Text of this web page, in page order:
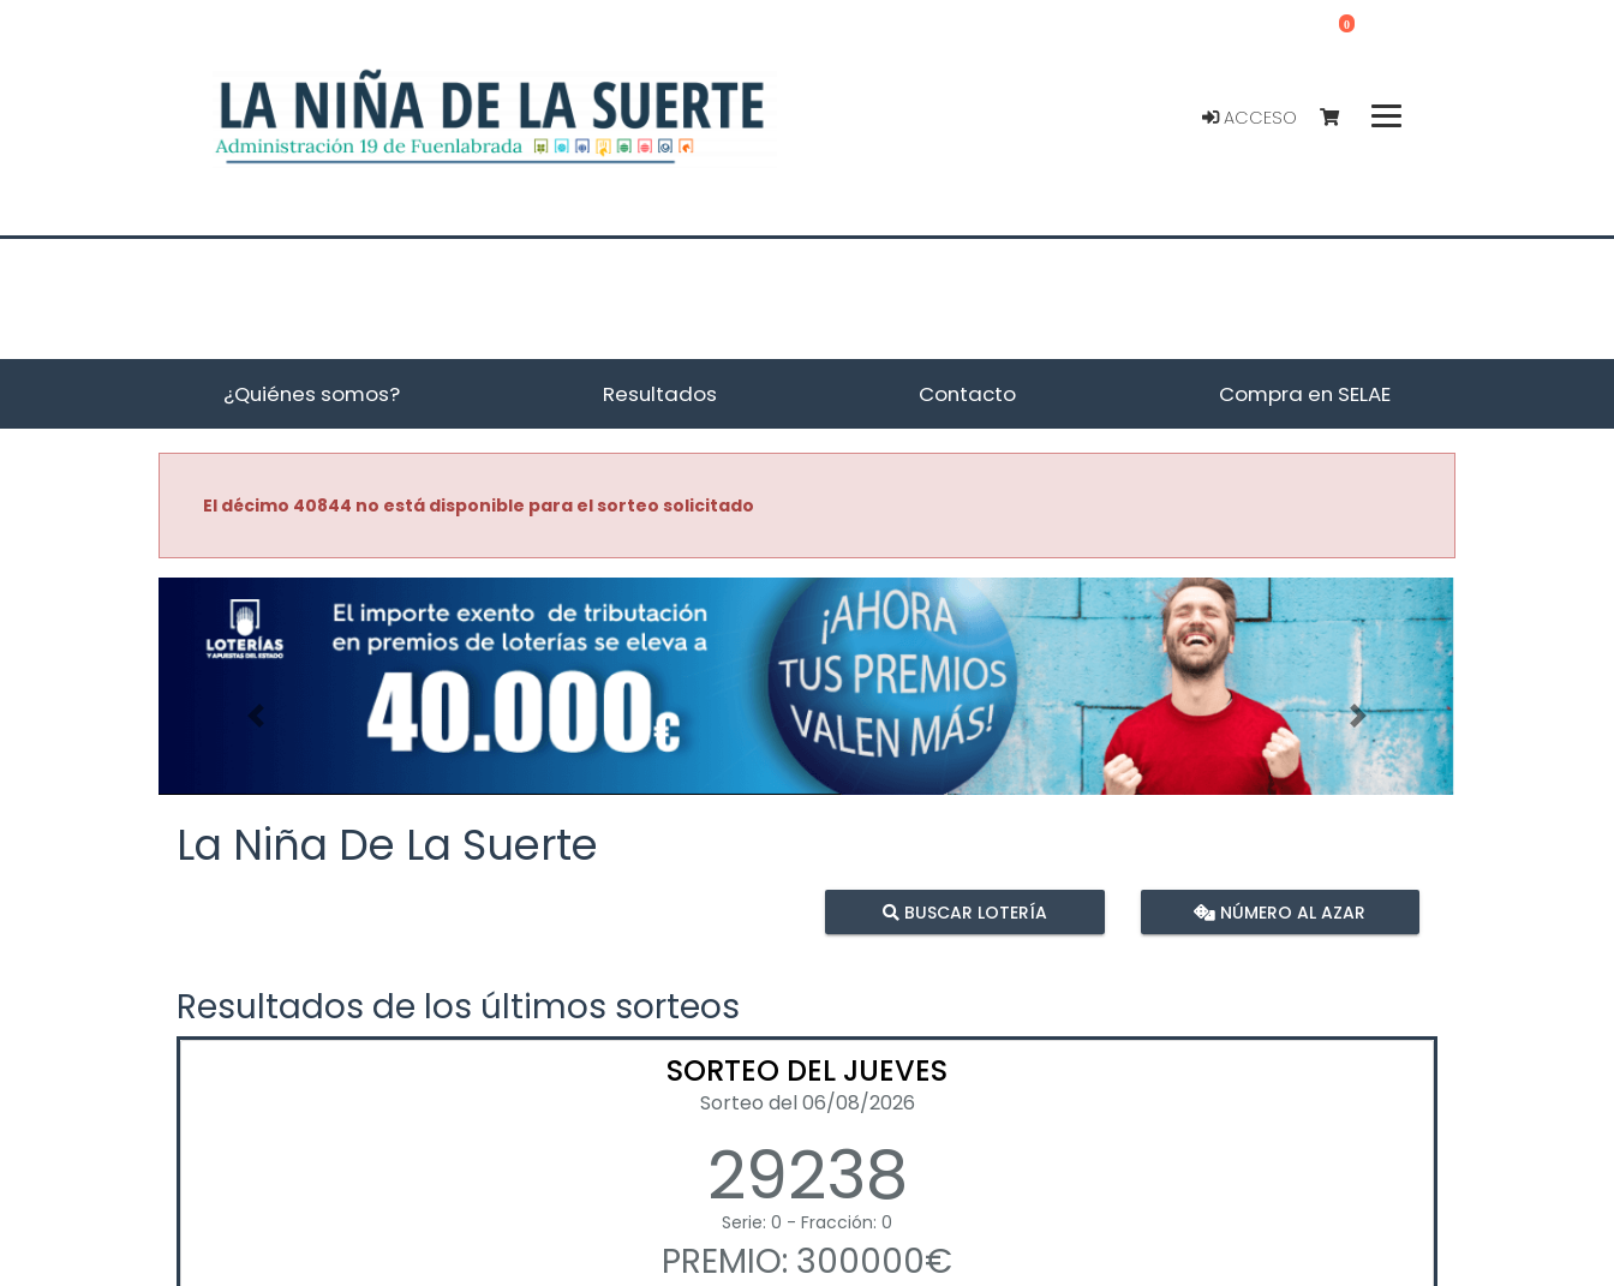
ACCESO
0
¿Quiénes somos? Resultados Contacto Compra en SELAE
El décimo 40844 no está disponible para el sorteo solicitado
Imagen anterior Imagen siguiente
La Niña De La Suerte
BUSCAR LOTERÍA NÚMERO AL AZAR
Resultados de los últimos sorteos
SORTEO DEL JUEVES
Sorteo del 06/08/2026
29238
Serie: 0 - Fracción: 0
PREMIO: 300000€